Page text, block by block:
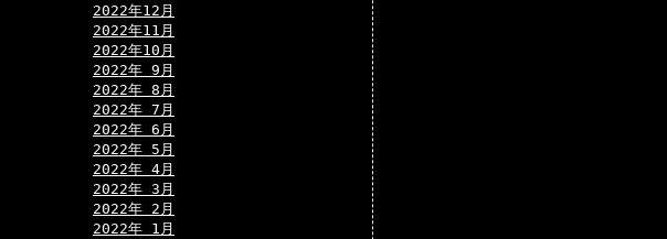
2022年12月
2022年11月
2022年10月
2022年 9月
2022年 8月
2022年 7月
2022年 6月
2022年 5月
2022年 4月
2022年 3月
2022年 2月
2022年 1月